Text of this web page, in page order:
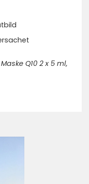
Q10 2 x 5 ml,